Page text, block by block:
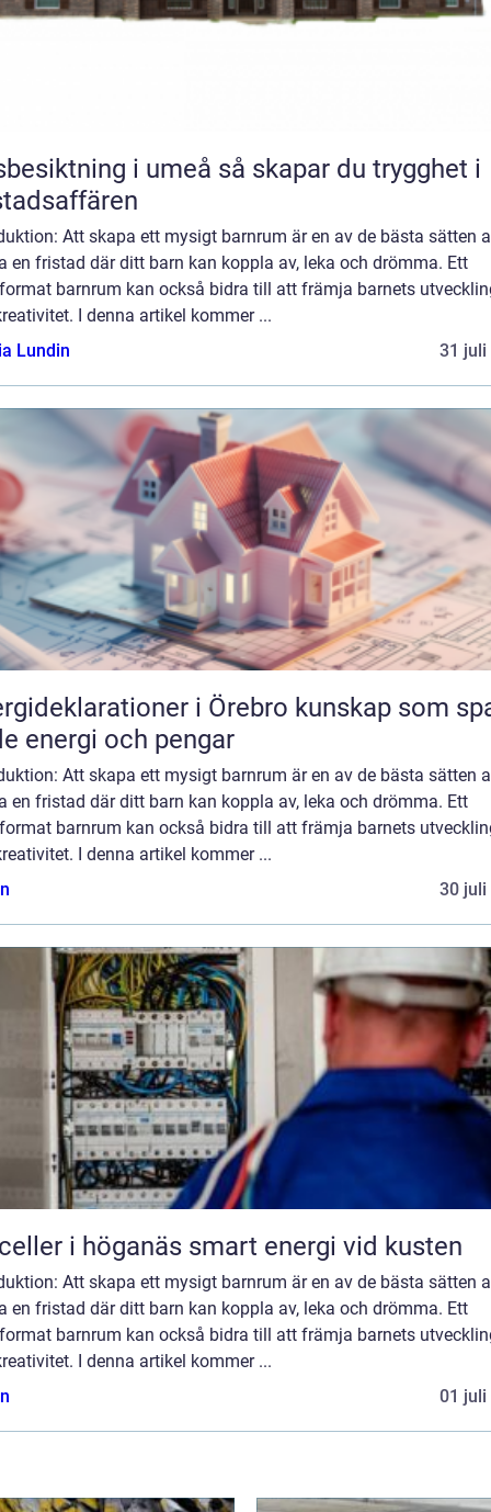
i umeå så skapar du trygghet i
Att skapa ett mysigt barnrum är en av de bästa sätten
en fristad där ditt barn kan koppla av, leka och drömma. Ett
barnrum kan också bidra till att främja barnets
I denna artikel kommer ...
Lundin
31 juli
i Örebro kunskap som sparar
energi och pengar
Att skapa ett mysigt barnrum är en av de bästa sätten
en fristad där ditt barn kan koppla av, leka och drömma. Ett
barnrum kan också bidra till att främja barnets
I denna artikel kommer ...
30 juli
Solceller i höganäs smart energi vid kusten
Att skapa ett mysigt barnrum är en av de bästa sätten
en fristad där ditt barn kan koppla av, leka och drömma. Ett
barnrum kan också bidra till att främja barnets
I denna artikel kommer ...
01 juli